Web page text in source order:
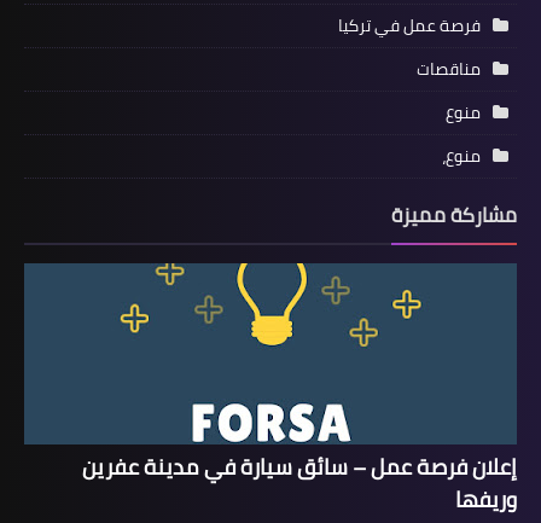
فرصة عمل في تركيا
مناقصات
منوع
منوع،
مشاركة مميزة
إعلان فرصة عمل – سائق سيارة في مدينة عفرين
وريفها